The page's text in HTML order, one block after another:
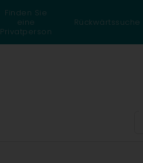
Finden Sie
eine
Privatperson
Rückwärtssuche